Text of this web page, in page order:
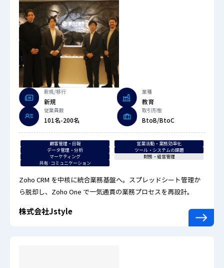
新規/移行
新規
業種
教育
従業員数
101名-200名
取引形態
BtoB/BtoC
顧客管理・日報
営業活動・業務効率化
データ管理・分析
ツール・システムの課題
マーケティング
財務・経営管理
共有·コミュニケーション
Zoho CRM を中核に統合業務基盤へ。スプレッドシート管理か
ら脱却し、Zoho One で一気通貫の業務プロセスを再設計。
株式会社Jstyle